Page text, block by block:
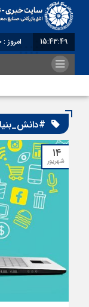
15:43:49 امروز : جمعه -
۱۴
شهریور